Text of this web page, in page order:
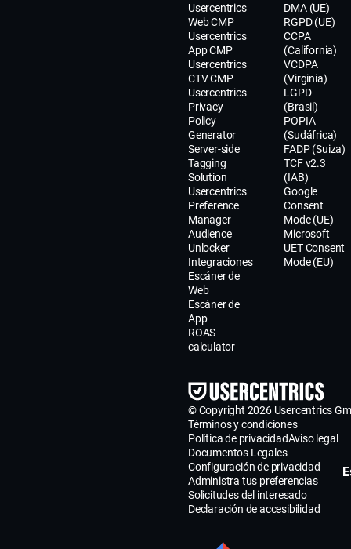
Usercentrics
Web CMP
Usercentrics
App CMP
Usercentrics
CTV CMP
Usercentrics
Privacy
Policy
Generator
Server-side
Tagging
Solution
Usercentrics
Preference
Manager
Audience
Unlocker
Integraciones
Escáner de
Web
Escáner de
App
ROAS
calculator
DMA (UE)
RGPD (UE)
CCPA
(California)
VCDPA
(Virginia)
LGPD
(Brasil)
POPIA
(Sudáfrica)
FADP (Suiza)
TCF v2.3
(IAB)
Google
Consent
Mode (UE)
Microsoft
UET Consent
Mode (EU)
© Copyright 2026 Usercentrics
Términos y condiciones
Política de privacidadAviso legal
Documentos Legales
Configuración de privacidad
Administra tus preferencias
Solicitudes del interesado
Declaración de accesibilidad